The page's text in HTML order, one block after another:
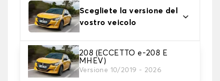
Scegliete la versione del
vostro veicolo
208 (ECCETTO e-208 E
MHEV)
Versione 10/2019 - 2026
2. Materiale
Scegli il materiale del tappetini auto